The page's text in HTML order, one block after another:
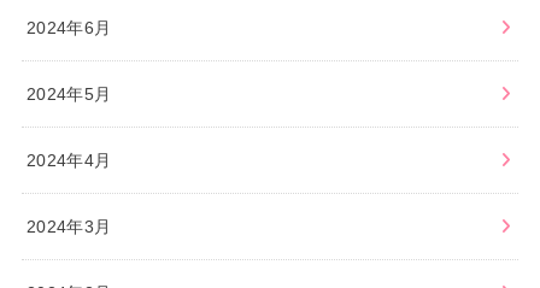
2024年6月
2024年5月
2024年4月
2024年3月